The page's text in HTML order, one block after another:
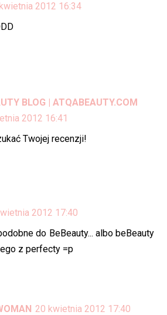
2012 16:34
BLOG | ATQABEAUTY.COM
2012 16:41
Twojej recenzji!
2012 17:40
do BeBeauty... albo beBeauty
z perfecty =p
20 kwietnia 2012 17:40